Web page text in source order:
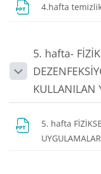
4.hafta
Daralt
5. hafta-
KULLANILAN
5. hafta